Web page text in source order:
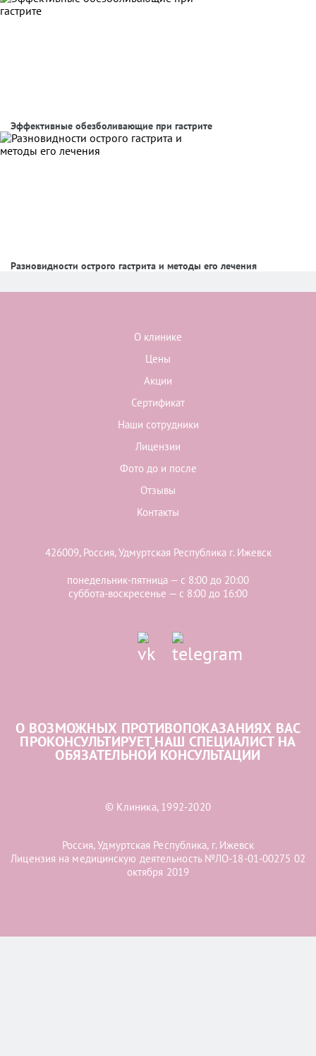
Эффективные обезболивающие при гастрите
Разновидности острого гастрита и методы его лечения
О клинике
Цены
Акции
Сертификат
Наши сотрудники
Лицензии
Фото до и после
Отзывы
Контакты
426009, Россия, Удмуртская Республика г. Ижевск
понедельник-пятница — с 8:00 до 20:00
суббота-воскресенье — с 8:00 до 16:00
О ВОЗМОЖНЫХ ПРОТИВОПОКАЗАНИЯХ ВАС
ПРОКОНСУЛЬТИРУЕТ НАШ СПЕЦИАЛИСТ НА
ОБЯЗАТЕЛЬНОЙ КОНСУЛЬТАЦИИ
© Клиника, 1992-2020
Россия, Удмуртская Республика, г. Ижевск
Лицензия на медицинскую деятельность №ЛО-18-01-00275 02
октября 2019